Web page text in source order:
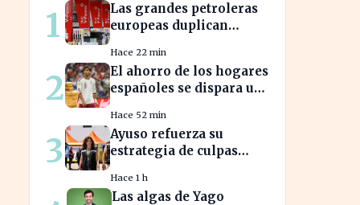
1
Las grandes petroleras
europeas duplican
conflicto iraní
Hace 22 min
2
El ahorro de los hogares
españoles se dispara un
económica
Hace 52 min
3
Ayuso refuerza su
estrategia de culpas
critica con fuerza
Hace 1 h
Las algas de Yago